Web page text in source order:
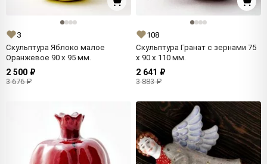
3
Скульптура Яблоко малое
Оранжевое 90 x 95 мм.
2 500 ₽
3 676 ₽
108
Скульптура Гранат с зернами 75
x 90 x 110 мм.
2 641 ₽
3 883 ₽